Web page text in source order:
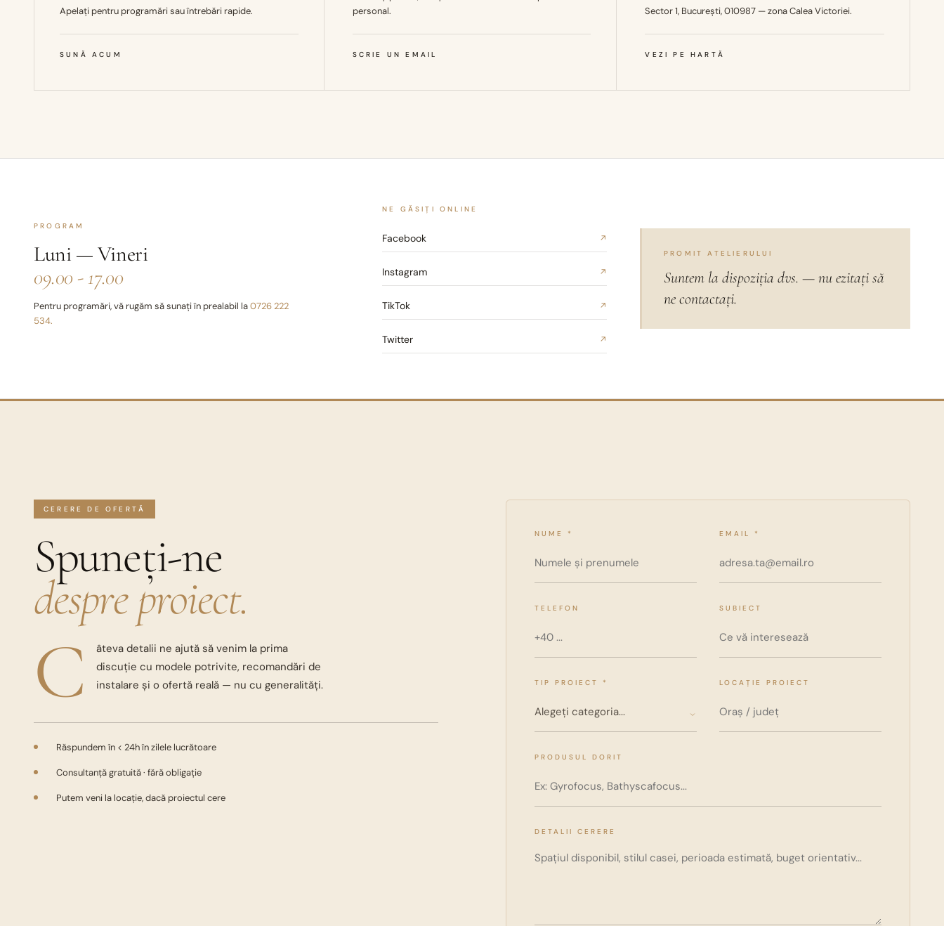
Apelați pentru programări sau întrebări rapide.
SUNĂ ACUM
personal.
SCRIE UN EMAIL
Sector 1, București, 010987 — zona Calea Victoriei.
VEZI PE HARTĂ
PROGRAM
Luni — Vineri
09.00 - 17.00
Pentru programări, vă rugăm să sunați în prealabil la0726 222
534.
NE GĂSIȚI ONLINE
Facebook ↗
Instagram ↗
TikTok ↗
Twitter ↗
PROMIT ATELIERULUI
Suntem la dispoziția dvs. — nu ezitați să
ne contactați.
CERERE DE OFERTĂ
Spuneți-ne
despre proiect.
C
âteva detalii ne ajută să venim la prima
discuție cu modele potrivite, recomandări de
instalare și o ofertă reală — nu cu generalități.
Răspundem în < 24h în zilele lucrătoare
Consultanță gratuită · fără obligație
Putem veni la locație, dacă proiectul cere
NUME * EMAIL *
TELEFON SUBIECT
TIP PROIECT * LOCAȚIE PROIECT
PRODUSUL DORIT
DETALII CERERE